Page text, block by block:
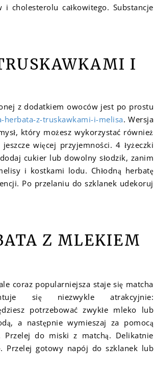
cholesterolu całkowitego. Substancje
I
z dodatkiem owoców jest po prostu
z-truskawkami-i-melisa. Wersja
który możesz wykorzystać również
więcej przyjemności. 4 łyżeczki
cukier lub dowolny słodzik, zanim
i kostkami lodu. Chłodną herbatę
Po przelaniu do szklanek udekoruj
Z MLEKIEM
coraz popularniejsza staje się matcha
się niezwykle atrakcyjnie:
potrzebować zwykłe mleko lub
a następnie wymieszaj za pomocą
do miski z matchą. Delikatnie
Przelej gotowy napój do szklanek lub